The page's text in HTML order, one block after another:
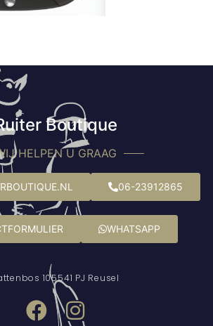
Boutique
HELPEN U GRAAG
06-23912865
WHATSAPP
105541 PJ Reusel